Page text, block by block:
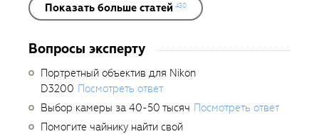
Показать больше статей 430
Вопросы эксперту
Портретный объектив для Nikon
D3200 Посмотреть ответ
Выбор камеры за 40-50 тысяч Посмотреть ответ
Помогите чайнику найти свой